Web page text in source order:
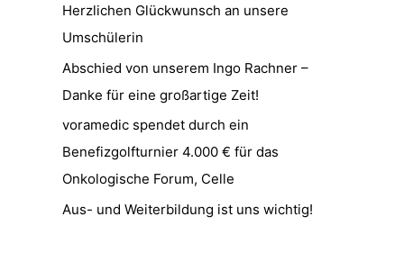
Herzlichen Glückwunsch an unsere
Umschülerin
Abschied von unserem Ingo Rachner –
Danke für eine großartige Zeit!
voramedic spendet durch ein
Benefizgolfturnier 4.000 € für das
Onkologische Forum, Celle
Aus- und Weiterbildung ist uns wichtig!